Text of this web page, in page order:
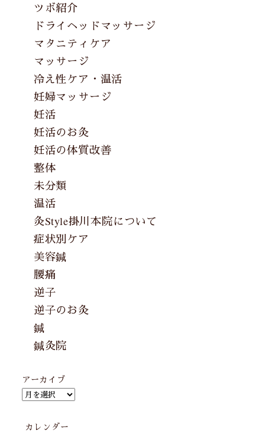
ツボ紹介
ドライヘッドマッサージ
マタニティケア
マッサージ
冷え性ケア・温活
妊婦マッサージ
妊活
妊活のお灸
妊活の体質改善
整体
未分類
温活
灸Style掛川本院について
症状別ケア
美容鍼
腰痛
逆子
逆子のお灸
鍼
鍼灸院
アーカイブ
カレンダー